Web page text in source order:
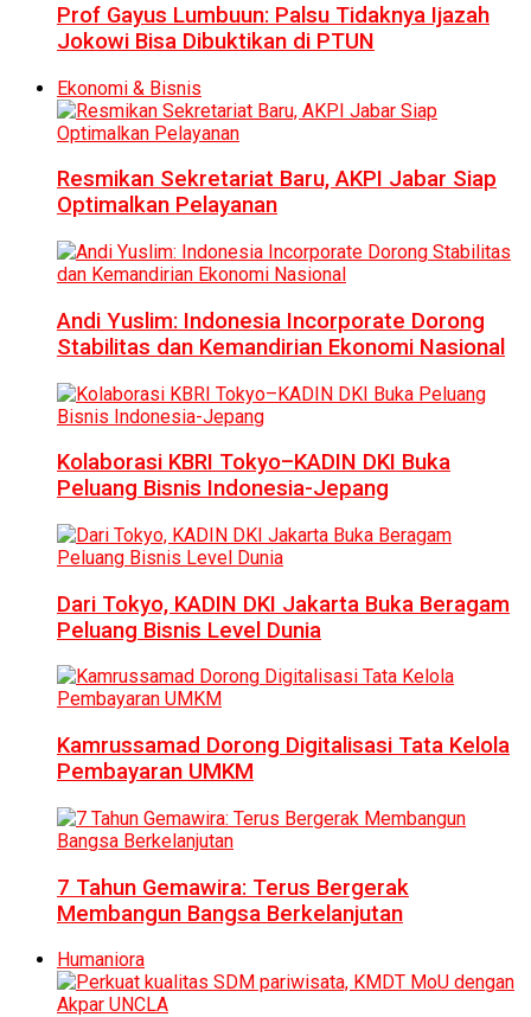
Prof Gayus Lumbuun: Palsu Tidaknya Ijazah
Jokowi Bisa Dibuktikan di PTUN
Ekonomi & Bisnis
Resmikan Sekretariat Baru, AKPI Jabar Siap
Optimalkan Pelayanan
Andi Yuslim: Indonesia Incorporate Dorong
Stabilitas dan Kemandirian Ekonomi Nasional
Kolaborasi KBRI Tokyo–KADIN DKI Buka
Peluang Bisnis Indonesia-Jepang
Dari Tokyo, KADIN DKI Jakarta Buka Beragam
Peluang Bisnis Level Dunia
Kamrussamad Dorong Digitalisasi Tata Kelola
Pembayaran UMKM
7 Tahun Gemawira: Terus Bergerak
Membangun Bangsa Berkelanjutan
Humaniora